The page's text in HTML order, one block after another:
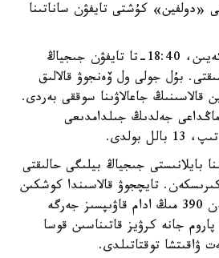
«دولفين» كۇشتى تايفۋن ساناتىنا
شامامەن ءبىر ساعاتتان كەيىن، 18:40-تا تايفۋن جىجياڭ
بۇل جولى ول ۆەنجوۋ قالالىق
قالاسىنىڭ جاعالاۋىنا سوققى بەردى.
ماڭداعى جەلدىڭ جىلدامدىعى
بايلانىستى جىجياڭ بيلىگى حالىقتى
كىرىسكەن. تايچجوۋ قالاسىندا كوشكىن
قاۋپىنە بايلانىستى شامامەن 390 مىڭ ادام قاۋىپسىز جەرگە
جانە كرۋيز قاتىناسىن قوسا
ۋاقىتشا توقتاتىلدى.